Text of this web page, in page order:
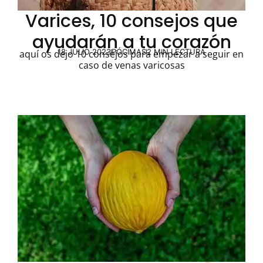
Varices, 10 consejos que
ayudarán a tu corazón
18 JULIO 2023PÓCIMAS2 MIN LECTURA
aquí os dejo 10 consejos para empezar a seguir en
caso de venas varicosas